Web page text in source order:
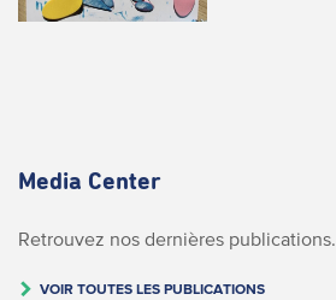
Media Center
Retrouvez nos dernières publications.
VOIR TOUTES LES PUBLICATIONS